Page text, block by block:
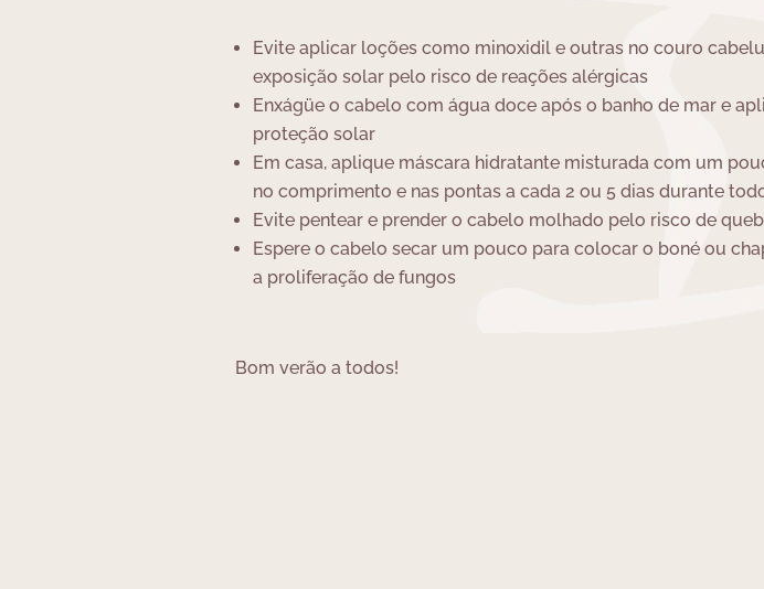
Evite aplicar loções como minoxidil e outras no couro
exposição solar pelo risco de reações alérgicas
Enxágüe o cabelo com água doce após o banho de mar e
proteção solar
Em casa, aplique máscara hidratante misturada com um
no comprimento e nas pontas a cada 2 ou 5 dias durante
Evite pentear e prender o cabelo molhado pelo risco de
Espere o cabelo secar um pouco para colocar o boné ou
a proliferação de fungos
Bom verão a todos!